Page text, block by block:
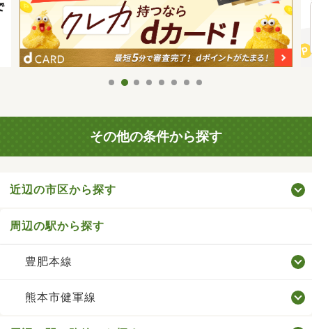
その他の条件から探す
近辺の市区から探す
周辺の駅から探す
豊肥本線
熊本市健軍線